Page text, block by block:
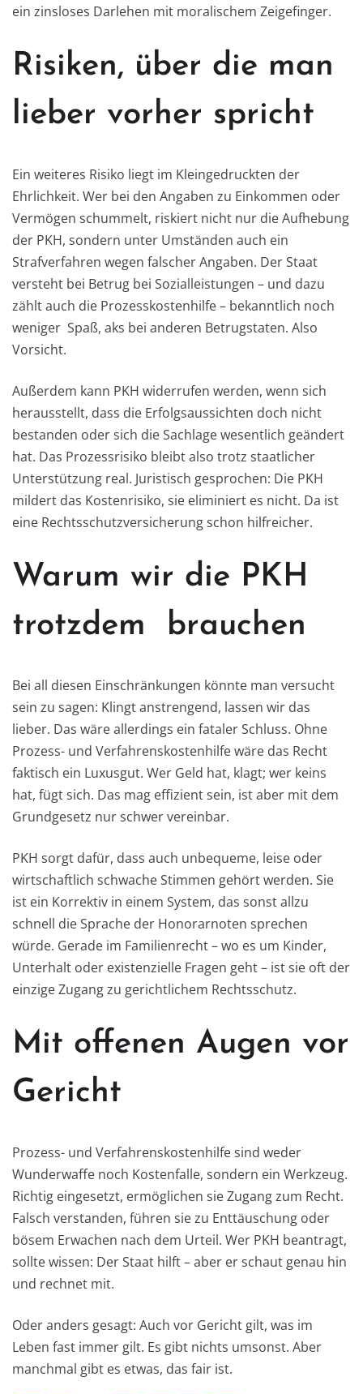
ein zinsloses Darlehen mit moralischem Zeigefinger.
Risiken, über die man
lieber vorher spricht
Ein weiteres Risiko liegt im Kleingedruckten der
Ehrlichkeit. Wer bei den Angaben zu Einkommen oder
Vermögen schummelt, riskiert nicht nur die Aufhebung
der PKH, sondern unter Umständen auch ein
Strafverfahren wegen falscher Angaben. Der Staat
versteht bei Betrug bei Sozialleistungen – und dazu
zählt auch die Prozesskostenhilfe – bekanntlich noch
weniger Spaß, aks bei anderen Betrugstaten. Also
Vorsicht.
Außerdem kann PKH widerrufen werden, wenn sich
herausstellt, dass die Erfolgsaussichten doch nicht
bestanden oder sich die Sachlage wesentlich geändert
hat. Das Prozessrisiko bleibt also trotz staatlicher
Unterstützung real. Juristisch gesprochen: Die PKH
mildert das Kostenrisiko, sie eliminiert es nicht. Da ist
eine Rechtsschutzversicherung schon hilfreicher.
Warum wir die PKH
trotzdem brauchen
Bei all diesen Einschränkungen könnte man versucht
sein zu sagen: Klingt anstrengend, lassen wir das
lieber. Das wäre allerdings ein fataler Schluss. Ohne
Prozess- und Verfahrenskostenhilfe wäre das Recht
faktisch ein Luxusgut. Wer Geld hat, klagt; wer keins
hat, fügt sich. Das mag effizient sein, ist aber mit dem
Grundgesetz nur schwer vereinbar.
PKH sorgt dafür, dass auch unbequeme, leise oder
wirtschaftlich schwache Stimmen gehört werden. Sie
ist ein Korrektiv in einem System, das sonst allzu
schnell die Sprache der Honorarnoten sprechen
würde. Gerade im Familienrecht – wo es um Kinder,
Unterhalt oder existenzielle Fragen geht – ist sie oft der
einzige Zugang zu gerichtlichem Rechtsschutz.
Mit offenen Augen vor
Gericht
Prozess- und Verfahrenskostenhilfe sind weder
Wunderwaffe noch Kostenfalle, sondern ein Werkzeug.
Richtig eingesetzt, ermöglichen sie Zugang zum Recht.
Falsch verstanden, führen sie zu Enttäuschung oder
bösem Erwachen nach dem Urteil. Wer PKH beantragt,
sollte wissen: Der Staat hilft – aber er schaut genau hin
und rechnet mit.
Oder anders gesagt: Auch vor Gericht gilt, was im
Leben fast immer gilt. Es gibt nichts umsonst. Aber
manchmal gibt es etwas, das fair ist.